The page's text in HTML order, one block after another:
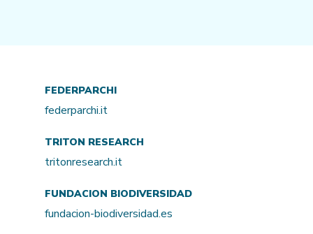
FEDERPARCHI
federparchi.it
TRITON RESEARCH
tritonresearch.it
FUNDACION BIODIVERSIDAD
fundacion-biodiversidad.es